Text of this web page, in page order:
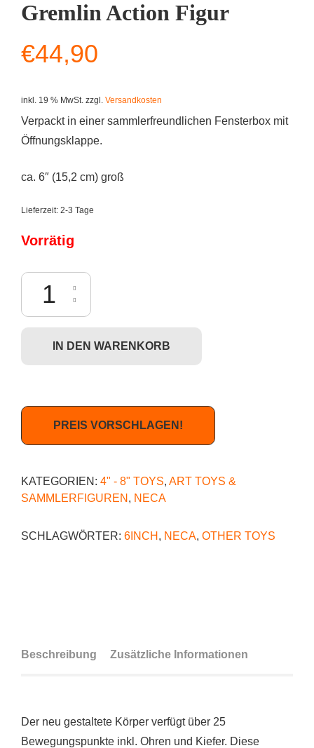
Gremlin Action Figur
€44,90
inkl. 19 % MwSt. zzgl. Versandkosten
Verpackt in einer sammlerfreundlichen Fensterbox mit
Öffnungsklappe.
ca. 6″ (15,2 cm) groß
Lieferzeit: 2-3 Tage
Vorrätig
NECA: Gremlins - Ultimate Gremlin Action Figur Menge
IN DEN WARENKORB
PREIS VORSCHLAGEN!
KATEGORIEN: 4" - 8" TOYS, ART TOYS &
SAMMLERFIGUREN , NECA
SCHLAGWÖRTER: 6INCH , NECA, OTHER TOYS
Beschreibung Zusätzliche Informationen
Der neu gestaltete Körper verfügt über 25
Bewegungspunkte inkl. Ohren und Kiefer. Diese